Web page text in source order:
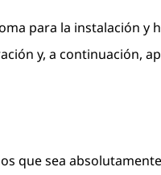
para la instalación y
y, a continuación,
que sea